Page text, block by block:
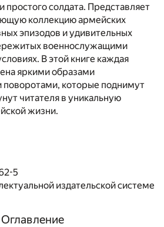
простого солдата. Представляет
коллекцию армейских
эпизодов и удивительных
военнослужащими
В этой книге каждая
яркими образами
которые поднимут
читателя в уникальную
жизни.
5
издательской системе
Оглавление